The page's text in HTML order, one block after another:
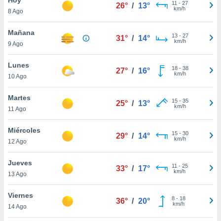
en
más
nuestra
de
cookies
aceptar
8 Ago
26° / 13° 11 - 27
km/h
Mañana
9 Ago
31° / 14° 13- 27
km/h
Lunes
10 Ago
27° / 16° 18- 38
km/h
Martes
11 Ago
25° / 13° 15- 35
km/h
Miércoles
12 Ago
29° / 14° 15- 30
km/h
Jueves
13 Ago
33° / 17° 11 - 25
km/h
Viernes
14 Ago
36° / 20° 8- 18
km/h